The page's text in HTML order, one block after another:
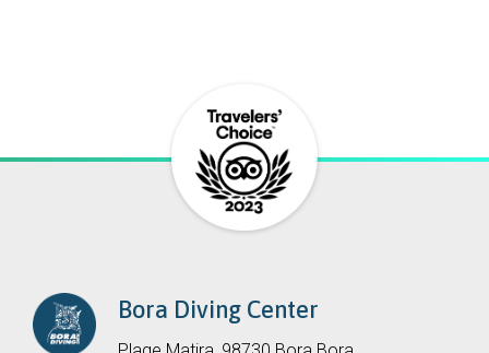
Bora Diving Center